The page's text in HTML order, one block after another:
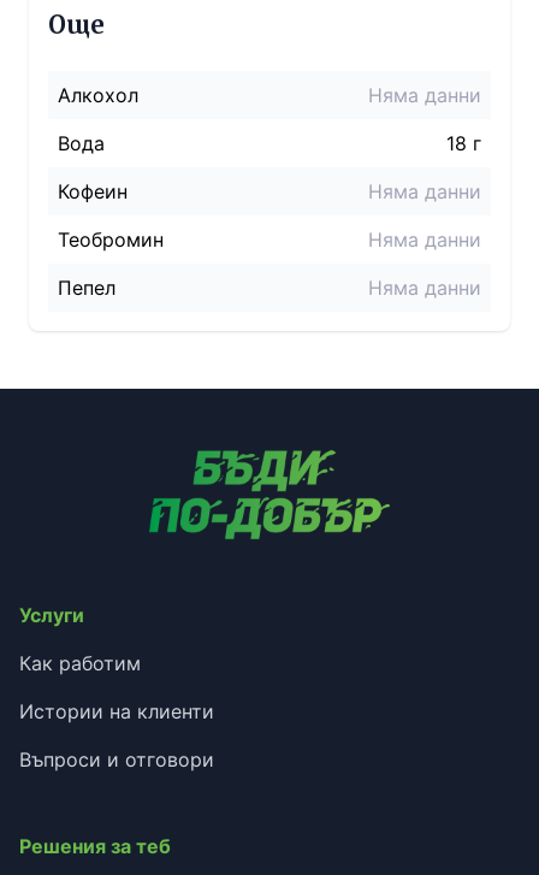
Още
Алкохол
Няма данни
Вода
18 г
Кофеин
Няма данни
Теобромин
Няма данни
Пепел
Няма данни
Услуги
Как работим
Истории на клиенти
Въпроси и отговори
Решения за теб